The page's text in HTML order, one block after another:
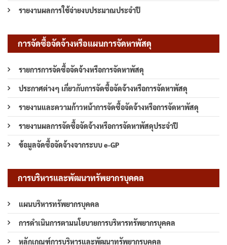
รายงานผลการใช้จ่ายงบประมาณประจำปี
การจัดซื้อจัดจ้างหรือแผนการจัดหาพัสดุ
รายการการจัดซื้อจัดจ้างหรือการจัดหาพัสดุ
ประกาศต่างๆ เกี่ยวกับการจัดซื้อจัดจ้างหรือการจัดหาพัสดุ
รายงานและความก้าวหน้าการจัดซื้อจัดจ้างหรือการจัดหาพัสดุ
รายงานผลการจัดซื้อจัดจ้างหรือการจัดหาพัสดุประจำปี
ข้อมูลจัดซื้อจัดจ้างจากระบบ e-GP
การบริหารและพัฒนาทรัพยากรบุคคล
แผนบริหารทรัพยากรบุคคล
การดำเนินการตามนโยบายการบริหารทรัพยากรบุคคล
หลักเกณฑ์การบริหารและพัฒนาทรัพยากรบุคคล